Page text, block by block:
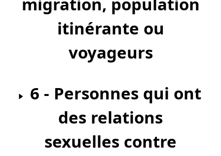
itinérante ou
voyageurs
des relations
sexuelles contre